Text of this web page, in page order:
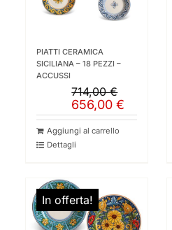
PIATTI CERAMICA
SICILIANA – 18 PEZZI –
ACCUSSI
714,00€
Il
prezzo
originale
era:
714,00 €.
656,00€
Il
prezzo
attuale
è:
656,00 €.
Aggiungi al carrello
Dettagli
In offerta!